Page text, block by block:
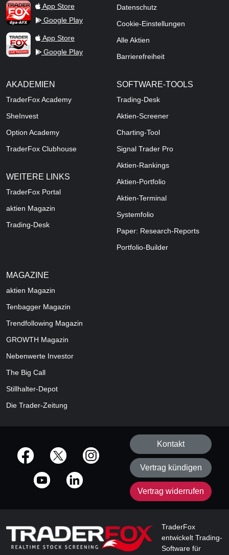
TraderFox dpa-AFX ProFeed
App Store
Google Play
TraderFox Live Trading
App Store
Google Play
Datenschutz
Cookie-Einstellungen
Alle Aktien
Barrierefreiheit
AKADEMIEN
TraderFox Academy
SheInvest
Option Academy
TraderFox Clubhouse
WEITERE LINKS
TraderFox Portal
aktien Magazin
Trading-Desk
SOFTWARE-TOOLS
Trading-Desk
Aktien-Screener
Charting-Tool
Signal Trader Pro
Aktien-Rankings
Aktien-Portfolio
Aktien-Terminal
Systemfolio
Paper: Research-Reports
Portfolio-Builder
MAGAZINE
aktien Magazin
Tenbagger Magazin
Trendfollowing Magazin
GROWTH Magazin
Nebenwerte Investor
The Big Call
Stillhalter-Depot
Die Trader-Zeitung
offizielle Social Media-Accounts
Kontakt
Vertrag kündigen
Vertrag widerrufen
TraderFox
entwickelt Trading-
Software für